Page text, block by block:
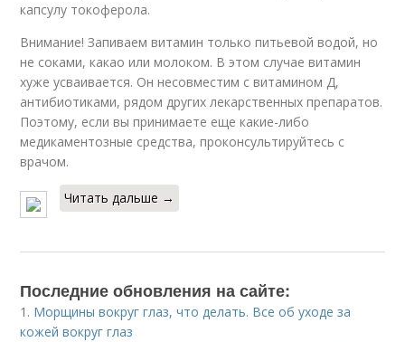
капсулу токоферола.
Внимание! Запиваем витамин только питьевой водой, но
не соками, какао или молоком. В этом случае витамин
хуже усваивается. Он несовместим с витамином Д,
антибиотиками, рядом других лекарственных препаратов.
Поэтому, если вы принимаете еще какие-либо
медикаментозные средства, проконсультируйтесь с
врачом.
Читать дальше →
Последние обновления на сайте:
1. Морщины вокруг глаз, что делать. Все об уходе за
кожей вокруг глаз